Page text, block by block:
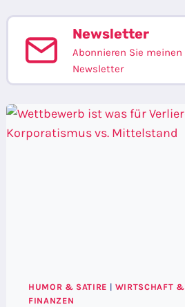
Newsletter
Abonnieren Sie meinen
Newsletter
HUMOR & SATIRE | WIRTSCHAFT &
FINANZEN